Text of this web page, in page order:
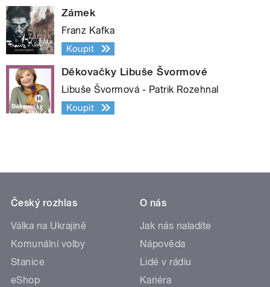
Zámek
Franz Kafka
Koupit
Děkovačky Libuše Švormové
Libuše Švormová - Patrik Rozehnal
Koupit
Český rozhlas
Válka na Ukrajině
Komunální volby
Stanice
eShop
O nás
Jak nás naladíte
Nápověda
Lidé v rádiu
Kariéra